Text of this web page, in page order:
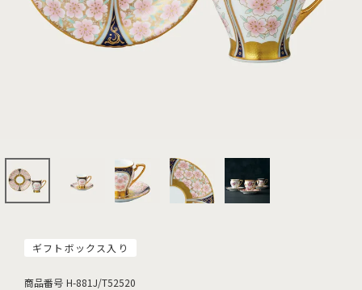
ギフトボックス入り
商品番号 H-881J/T52520